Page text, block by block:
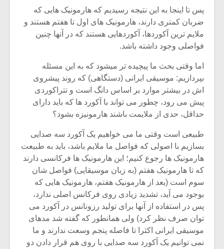
پس تا اینجا به این نتیجه رسیدیم که هارمونیک هایی که
ضربان کمتری دارند، هارمونیک های اول تا هفتم هستند و
ملایم ترین آکوردها، آکوردهایی هستند که در آنها چنین
فواصلی وجود داشته باشد.
اما وقتی بحث ما پیچیده تر میشود که به این مسئله
بپردازیم: موسیقی ایرانی (دستگاهی) که روند پیشروی
اش در بیشتر موارد بر اساس دانگ است و تتراکوردی
پیش می رود، چطور می تواند با آکورد ها که باید دارای
حداقل، حدی از ملایمت باشند هارمونیزه بشود؟
طبیعی است وقتی ما می خواهیم یک آکورد سه صدایی
بسازیم با اصولی که فواصل ما ملایم باشد، باید به طبیعت
هارمونیک ها رجوع کنیم؛ این هارمونیک ها فرکانسی دارند
که تا هارمونیک هفتم (به زبان موسیقایی) فواصل شان
سوم است (بعد از هارمونیک هفتم، هارمونیک هایی که
بوجود می آید، تشدید زیادی روی فرکانس اصلی ندارد،
پس در استفاده از آنها برای تولید رزونانس در آکورد می
توان صرف نظر کرد) ولی همانطور که گفته شد مدهای
موسیقی ایرانی اکثرا تا فاصله پنجم وسعت ندارند و ما
نمی توانیم یک آکورد سه صدایی با روی هم قرار دادن دو
یادداشتی بر موسیقی
متن فیلم «متری
اگر نمی توانی
مشهورترین باشی،
بدنام ترین باش